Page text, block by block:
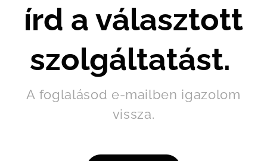
írd a választott
szolgáltatást.
A foglalásod e-mailben igazolom
vissza.